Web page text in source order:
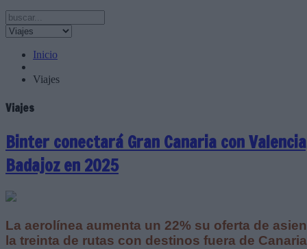
Inicio
Viajes
Viajes
Binter conectará Gran Canaria con
Badajoz en 2025
La aerolínea aumenta un 22% su oferta de
la treinta de rutas con destinos fuera de